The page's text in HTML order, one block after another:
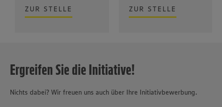
ZUR STELLE ZUR STELLE
Ergreifen Sie die Initiative!
Nichts dabei? Wir freuen uns auch über Ihre Initiativbewerbung.